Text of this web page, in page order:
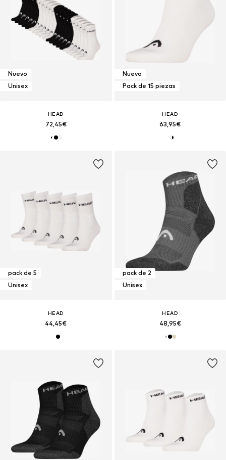
Nuevo
Unisex
HEAD
72,45€
Nuevo
Pack de 15 piezas
HEAD
63,95€
pack de 5
Unisex
HEAD
44,45€
pack de 2
Unisex
HEAD
48,95€